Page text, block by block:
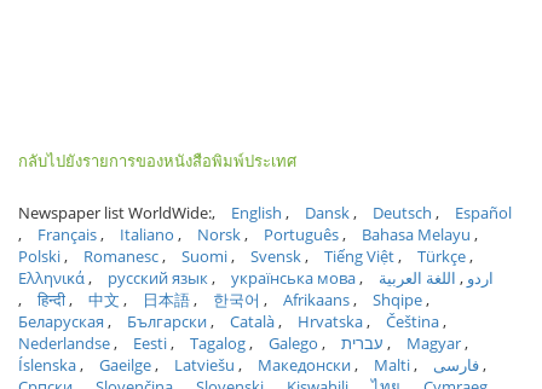
กลับไปยังรายการของหนังสือพิมพ์ประเทศ
Newspaper list WorldWide: English Dansk Deutsch
Español
Français
Italiano Norsk Português
Bahasa Melayu
Polski
Romanesc Suomi Svensk Tiếng Việt
Türkçe
Ελληνικά
русский язык українська мова اردو
اللغة العربية
हिन्दी
中文 日本語 한국어 Afrikaans
Shqipe
Беларуская
Български Català Hrvatska
Čeština
Nederlandse
Eesti Tagalog Galego עברית
Magyar
Íslenska
Gaeilge Latviešu Македонски Malti
فارسی